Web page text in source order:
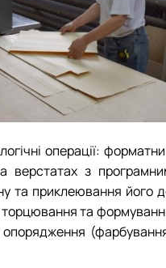
операції:
верстатах з
та приклеювання його
та